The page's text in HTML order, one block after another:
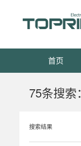
首页
75条搜索：
搜索结果